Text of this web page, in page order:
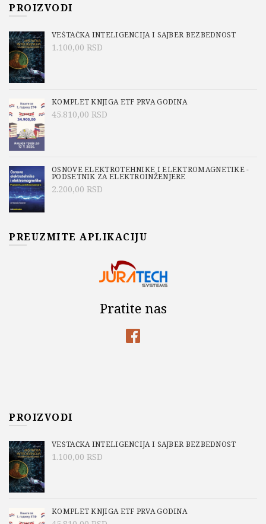
PROIZVODI
VEŠTAČKA INTELIGENCIJA I SAJBER BEZBEDNOST
1.100,00 RSD
KOMPLET KNJIGA ETF PRVA GODINA
45.810,00 RSD
OSNOVE ELEKTROTEHNIKE I ELEKTROMAGNETIKE -
PODSETNIK ZA ELEKTROINŽENJERE
2.200,00 RSD
PREUZMITE APLIKACIJU
Pratite nas
PROIZVODI
VEŠTAČKA INTELIGENCIJA I SAJBER BEZBEDNOST
1.100,00 RSD
KOMPLET KNJIGA ETF PRVA GODINA